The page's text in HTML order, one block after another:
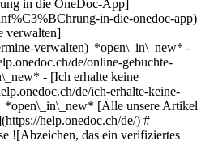
in die OneDoc-App]
in-die-onedoc-app)
\ __Dr. Maria Komm__](https://www.onedoc.ch/de/augenarztin/zurich/pcvsg/dr-maria-komm) [![Elena Scherrer, Augenärztin in Zürich](https://assets.onedoc.ch/images/users/860111639e99ca0a89bfeb36f707ffbd2f48a2637500f6f0ce0a0d9190042161-small.jpg "Elena Scherrer, Augenärztin in Zürich") \ __Dr. med. Elena Scherrer__](https://www.onedoc.ch/de/augenarztin/zurich/pcqgv/dr-med-elena-scherrer) [![Josephine Wachtl, Augenärztin in Zürich](https://assets.onedoc.ch/images/users/ea24e94b45994b17b4730cf5937a44f40f8de5898e3dd97fe88548e2c0edd3f7-small.png "Josephine Wachtl, Augenärztin in Zürich") \ __Dr. med. Josephine Wachtl__](https://www.onedoc.ch/de/augenarztin/zurich/pcokk/dr-med-josephine-wachtl) ![Sprechblasen-Symbol, das den FAQ-Bereich ank\u00fcndigt](https://www.onedoc.ch/assets/images/icons/faq.svg) ### FAQ *expand\_more* *keyboard\_arrow\_right* ## Wie lautet die Adresse von Augenpraxis Weinbergstrasse? Augenpraxis Weinbergstrasse empfängt Patienten hier: Weinbergstrasse 112, 8006 Zürich. * * * *keyboard\_arrow\_right* ## Wie sind die Öffnungszeiten von Augenpraxis Weinbergstrasse? Augenpraxis Weinbergstrasse ist geöffnet: - Am Montag von 08:30 bis 11:30 und von 13:00 bis 16:30 Uhr - Am Dienstag von 08:30 bis 11:30 und von 13:00 bis 16:30 Uhr - Am Mittwoch von 08:30 bis 11:30 und von 13:00 bis 16:30 Uhr - Am Donnerstag von 08:30 bis 11:30 und von 13:00 bis 16:00 Uhr - Am Freitag von 08:30 bis 11:30 und von 13:00 bis 16:00 Uhr - Am Samstag geschlossen Uhr - Am Sonntag geschlossen Uhr * * * *keyboard\_arrow\_right* ## Wie lautet die Telefonnummer von Augenpraxis Weinbergstrasse? Die Telefonnummer von Augenpraxis Weinbergstrasse lautet [044 252 73 00](tel:+41442527300). * * * *keyboard\_arrow\_right* ## Welche Fachrichtungen werden in Augenpraxis Weinbergstrasse praktiziert? Augenpraxis Weinbergstrasse bietet Beratungen/ Behandlungen in [Augenchirurgie](https://www.onedoc.ch/de/augenchirurg/zurich) und [Augenheilkunde](https://www.onedoc.ch/de/augenarzt/zurich) an. * * * *keyboard\_arrow\_right* ## Was sind die Expertisen von Augenpraxis Weinbergstrasse? Die Expertisen von Augenpraxis Weinbergstrasse sind: [Altersbedingte Makuladegeneration | AMD](https://www.onedoc.ch/de/altersbedingte-makuladegeneration-amd/zurich), [Blepharoplastik | Augenlidchirurgie](https://www.onedoc.ch/de/blepharoplastik-augenlidchirurgie/zurich), [Brille](https://www.onedoc.ch/de/brille/zurich), [Gesichtsfeld](https://www.onedoc.ch/de/gesichtsfeld/zurich), [Glaukom | Grüner Star](https://www.onedoc.ch/de/glaukom-gruner-star/zurich), [Katarakt | Grauer Star](https://www.onedoc.ch/de/katarakt-grauer-star/zurich), [Katarakt-Chirurgie | Grauer Star-Operation](https://www.onedoc.ch/de/katarakt-chirurgie-grauer-star-operation/zurich), [Konjunktivitis | Bindehautentzündung](https://www.onedoc.ch/de/konjunktivitis-bindehautentzundung/zurich), [Kurzsichtigkeit | Myopie](https://www.onedoc.ch/de/kurzsichtigkeit-myopie/zurich), [Okuloplastik](https://www.onedoc.ch/de/okuloplastik/zurich), [Pädiatrische Ophthalmologie](https://www.onedoc.ch/de/padiatrische-ophthalmologie/zurich), [Sehstörung](https://www.onedoc.ch/de/sehstorung/zurich), [Sehtest für den Führerschein](https://www.onedoc.ch/de/sehtest-fur-den-fuhrerschein/zurich), [Strabismus | Schielen](https://www.onedoc.ch/de/strabismus-schielen/zurich), [Trockene Augen](https://www.onedoc.ch/de/trockene-augen/zurich), [Uveitis](https://www.onedoc.ch/de/uveitis/zurich) und [Vorsorgeuntersuchung Diabetische Retinopathie](https://www.onedoc.ch/de/vorsorgeuntersuchung-diabetische-retinopathie/zurich). * * * *keyboard\_arrow\_right* ## Nimmt Augenpraxis Weinbergstrasse neue Patienten auf? Ja, Augenpraxis Weinbergstrasse nimmt neue Patienten an. Um einen Termin zu vereinbaren, können neue Patienten einfach online über OneDoc buchen. * * * *keyboard\_arrow\_right* ## Welche Sprachen werden in Augenpraxis Weinbergstrasse gesprochen? Augenpraxis Weinbergstrasse bietet Beratungen/ Behandlungen in Deutsch, Englisch, Spanisch, Französisch und Italienisch an. 1. [OneDoc](https://www.onedoc.ch/de/)/ 2. [Gruppenpraxis](https://www.onedoc.ch/de/gruppenpraxis)/ 3. [Kanton Zürich](https://www.onedoc.ch/de/gruppenpraxis/kanton-zurich)/ 4. [Zürich](https://www.onedoc.ch/de/gruppenpraxis/zurich)/ 5. Augenpraxis Weinbergstrasse ### Termin buchen bei Augenpraxis Weinbergstrasse Füllen Sie die folgenden Felder aus *check* Fachrichtung Augenheilkunde Augenheilkunde Wählen Sie eine Fachrichtung * * * 2 Behandlungsgrund Wählen Sie Ihren Behandlungsgrund * * * *touch\_app* Wählen Sie einen Termin *chevron\_left* Mi. 05 Aug. *chevron\_right* Mehr Termine anzeigen Zeitfenster Termin buchen ### Laden Sie die OneDoc-App herunter Buchen Sie online einen Termin bei einem Arzt, Zahnarzt oder Therapeuten in Ihrer Nähe in der Schweiz. Mit der OneDoc-App können Sie alle Ihre medizinischen Termine von Ihrem Handy aus verwalten, jederzeit und überall. ![QR-Code, der zum Apple App Store oder Google Play leitet, um die OneDoc Patienten-App zu laden](https://www.onedoc.ch/assets/images/download-app-qr.jpeg) Scannen Sie den QR-Code, um die App herunterzuladen [![Laden Sie unsere App im App St